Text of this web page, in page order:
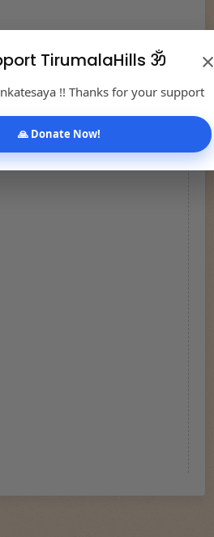
×
TirumalaHills ॐ
!! Thanks for your support
🙏 Donate Now!